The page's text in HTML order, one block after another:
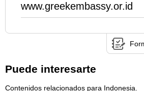
www.greekembassy.or.id
Puede interesarte
Contenidos relacionados para Indonesia.